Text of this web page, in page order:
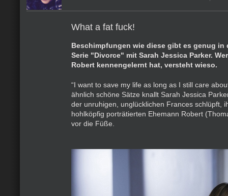
What a fat fuck!
Beschimpfungen wie diese gibt es genug in
Serie "Divorce" mit Sarah Jessica Parker.
Robert kennengelernt hat, versteht wieso.
“I want to save my life as long as I still care
ähnlich schöne Sätze knallt Sarah Jessica
der unruhigen, unglücklichen Frances schlüpft,
hohlköpfig porträtierten Ehemann Robert
vor die Füße.